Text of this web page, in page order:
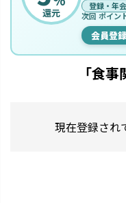
還元
登録・年
次回 ポイン
会員登
「食
現在登録され